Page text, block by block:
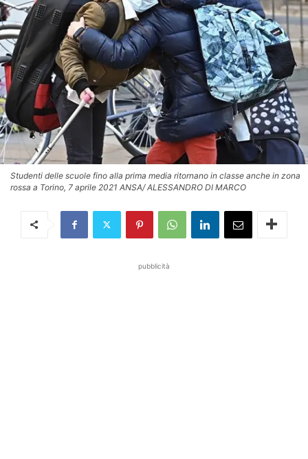
Studenti delle scuole fino alla prima media ritornano in classe anche in zona
rossa a Torino, 7 aprile 2021 ANSA/ ALESSANDRO DI MARCO
pubblicità